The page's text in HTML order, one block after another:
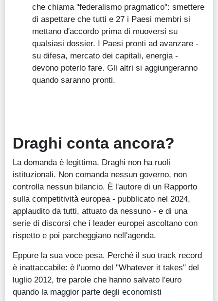
che chiama "federalismo pragmatico": smettere
di aspettare che tutti e 27 i Paesi membri si
mettano d'accordo prima di muoversi su
qualsiasi dossier. I Paesi pronti ad avanzare -
su difesa, mercato dei capitali, energia -
devono poterlo fare. Gli altri si aggiungeranno
quando saranno pronti.
Draghi conta ancora?
La domanda è legittima. Draghi non ha ruoli
istituzionali. Non comanda nessun governo, non
controlla nessun bilancio. È l'autore di un Rapporto
sulla competitività europea - pubblicato nel 2024,
applaudito da tutti, attuato da nessuno - e di una
serie di discorsi che i leader europei ascoltano con
rispetto e poi parcheggiano nell'agenda.
Eppure la sua voce pesa. Perché il suo track record
è inattaccabile: è l'uomo del "Whatever it takes" del
luglio 2012, tre parole che hanno salvato l'euro
quando la maggior parte degli economisti